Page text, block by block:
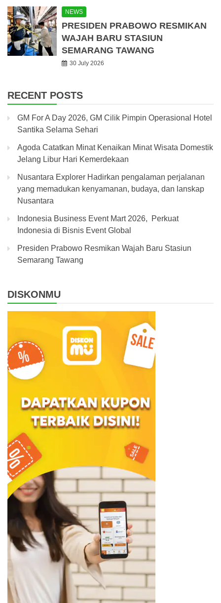
NEWS
PRESIDEN PRABOWO RESMIKAN
WAJAH BARU STASIUN
SEMARANG TAWANG
30 July 2026
RECENT POSTS
GM For A Day 2026, GM Cilik Pimpin Operasional Hotel
Santika Selama Sehari
Agoda Catatkan Minat Kenaikan Minat Wisata Domestik
Jelang Libur Hari Kemerdekaan
Nusantara Explorer Hadirkan pengalaman perjalanan
yang memadukan kenyamanan, budaya, dan lanskap
Nusantara
Indonesia Business Event Mart 2026, Perkuat
Indonesia di Bisnis Event Global
Presiden Prabowo Resmikan Wajah Baru Stasiun
Semarang Tawang
DISKONMU